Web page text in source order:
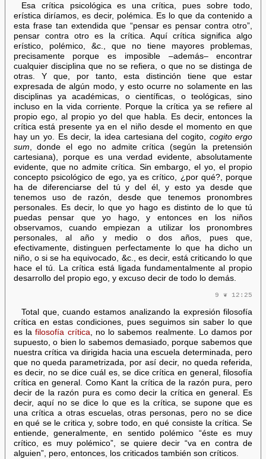
Esa crítica psicológica es una crítica, pues sobre todo,
erística diríamos, es decir, polémica. Es lo que da contenido a
esta frase tan extendida que “pensar es pensar contra otro”,
pensar contra otro es la crítica. Aquí crítica significa algo
erístico, polémico, &c., que no tiene mayores problemas,
precisamente porque es imposible –además– encontrar
cualquier disciplina que no se refiera, o que no se distinga de
otras. Y que, por tanto, esta distinción tiene que estar
expresada de algún modo, y esto ocurre no solamente en las
disciplinas ya académicas, o científicas, o teológicas, sino
incluso en la vida corriente. Porque la crítica ya se refiere al
propio ego, al propio yo del que habla. Es decir, entonces la
crítica está presente ya en el niño desde el momento en que
hay un yo. Es decir, la idea cartesiana del cogito, cogito ergo
sum , donde el ego no admite crítica (según la pretensión
cartesiana), porque es una verdad evidente, absolutamente
evidente, que no admite crítica. Sin embargo, el yo, el propio
concepto psicológico de ego, ya es crítico, ¿por qué?, porque
ha de diferenciarse del tú y del él, y esto ya desde que
tenemos uso de razón, desde que tenemos pronombres
personales. Es decir, lo que yo hago es distinto de lo que tú
puedas pensar que yo hago, y entonces en los niños
observamos, cuando empiezan a utilizar los pronombres
personales, al año y medio o dos años, pues que,
efectivamente, distinguen perfectamente lo que ha dicho un
niño, o si se ha equivocado, &c., es decir, está criticando lo que
hace el tú. La crítica está ligada fundamentalmente al propio
desarrollo del propio ego, y excuso decir de todo lo demás.
9 ❦ 12:25
Total que, cuando estamos analizando la expresión filosofía
crítica en estas condiciones, pues seguimos sin saber lo que
es lafilosofía crítica, no lo sabemos realmente. Lo damos por
supuesto, o bien lo sabemos demasiado, porque sabemos que
nuestra crítica va dirigida hacia una escuela determinada, pero
que no queda parametrizada, por así decir, no queda referida,
es decir, no se dice cuál es, se dice crítica en general, filosofía
crítica en general. Como Kant la crítica de la razón pura, pero
decir de la razón pura es como decir la crítica en general. Es
decir, aquí no se dice lo que es la crítica, se supone que es
una crítica a otras escuelas, otras personas, pero no se dice
en qué se le critica y, sobre todo, en qué consiste la crítica. Se
entiende, generalmente, en sentido polémico “éste es muy
crítico, es muy polémico”, se quiere decir “va en contra de
alguien”, pero, entonces, los criticados también son críticos.